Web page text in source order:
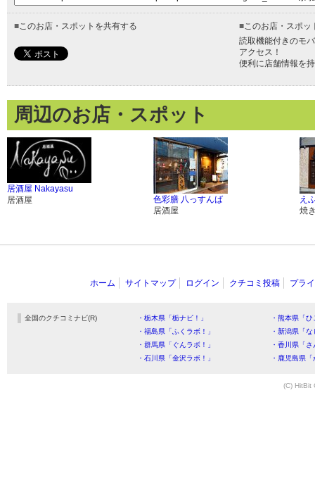
■このお店・スポットを共有する ■このお店・スポッ
読取機能付きのモ
アクセス！
便利に店舗情報を
周辺のお店・スポット
居酒屋 Nakayasu
居酒屋
色彩膳 八っすんば
居酒屋
え
焼
ホーム サイトマップ ログイン クチコミ投稿 プラ
全国のクチコミナビ(R) ・栃木県「栃ナビ！」
・熊本県「
・福島県「ふくラボ！」
・新潟県「
・群馬県「ぐんラボ！」
・香川県「
・石川県「金沢ラボ！」
・鹿児島県
(C) HitBit